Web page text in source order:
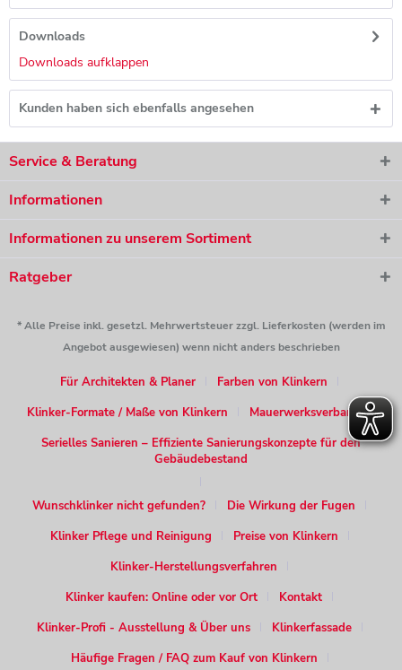
Downloads
Downloads aufklappen
Kunden haben sich ebenfalls angesehen
Service & Beratung
Informationen
Informationen zu unserem Sortiment
Ratgeber
* Alle Preise inkl. gesetzl. Mehrwertsteuer zzgl. Lieferkosten (werden im
Angebot ausgewiesen) wenn nicht anders beschrieben
Für Architekten & Planer
Farben von Klinkern
Klinker-Formate / Maße von Klinkern
Mauerwerksverband
Serielles Sanieren – Effiziente Sanierungskonzepte für den
Gebäudebestand
Wunschklinker nicht gefunden?
Die Wirkung der Fugen
Klinker Pflege und Reinigung
Preise von Klinkern
Klinker-Herstellungsverfahren
Klinker kaufen: Online oder vor Ort
Kontakt
Klinker-Profi - Ausstellung & Über uns
Klinkerfassade
Häufige Fragen / FAQ zum Kauf von Klinkern